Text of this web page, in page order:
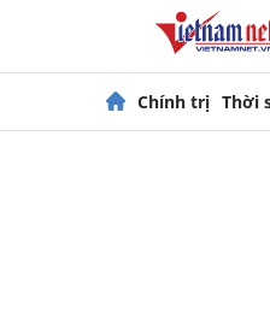
Chính trị Thời